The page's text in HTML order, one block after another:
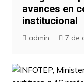
avances en
institucional
admin 7 de